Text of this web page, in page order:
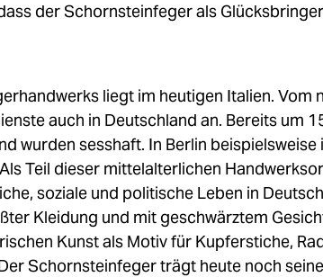
der Schornsteinfeger als
liegt im heutigen Italien. Vom
auch in Deutschland an. Bereits um
wurden sesshaft. In Berlin
Teil dieser mittelalterlichen
soziale und politische Leben in
Kleidung und mit geschwärztem
Kunst als Motiv für Kupferstiche,
Schornsteinfeger trägt heute noch